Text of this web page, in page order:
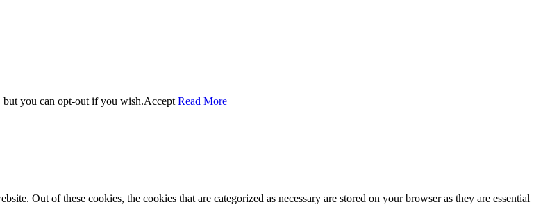
but you can opt-out if you wish.Accept Read More
Out of these cookies, the cookies that are categorized as necessary are stored on your browser as they are essential